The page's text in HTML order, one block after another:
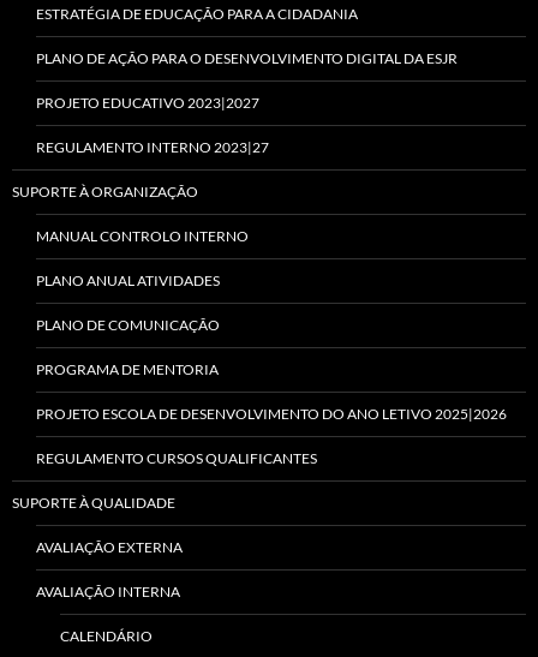
ESTRATÉGIA DE EDUCAÇÃO PARA A CIDADANIA
PLANO DE AÇÃO PARA O DESENVOLVIMENTO DIGITAL DA ESJR
PROJETO EDUCATIVO 2023|2027
REGULAMENTO INTERNO 2023|27
SUPORTE À ORGANIZAÇÃO
MANUAL CONTROLO INTERNO
PLANO ANUAL ATIVIDADES
PLANO DE COMUNICAÇÃO
PROGRAMA DE MENTORIA
PROJETO ESCOLA DE DESENVOLVIMENTO DO ANO LETIVO 2025|2026
REGULAMENTO CURSOS QUALIFICANTES
SUPORTE À QUALIDADE
AVALIAÇÃO EXTERNA
AVALIAÇÃO INTERNA
CALENDÁRIO